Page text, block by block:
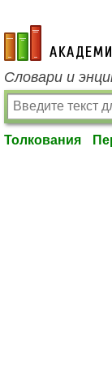
academic.ru
Словари и
Толкования